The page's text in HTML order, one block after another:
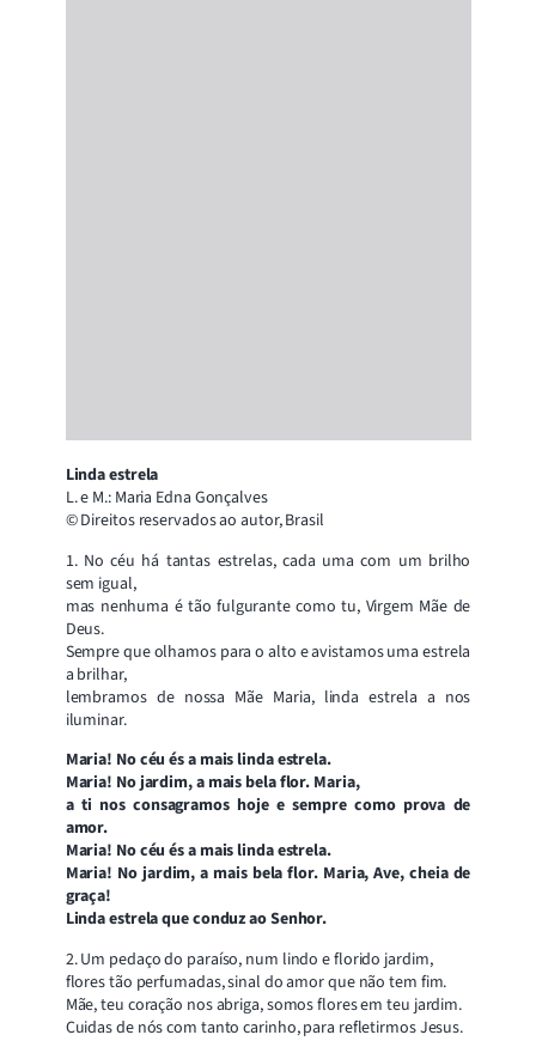
Linda estrela
L. e M.: Maria Edna Gonçalves
© Direitos reservados ao autor, Brasil
1. No céu há tantas estrelas, cada uma com um brilho
sem igual,
mas nenhuma é tão fulgurante como tu, Virgem Mãe de
Deus.
Sempre que olhamos para o alto e avistamos uma estrela
a brilhar,
lembramos de nossa Mãe Maria, linda estrela a nos
iluminar.
Maria! No céu és a mais linda estrela.
Maria! No jardim, a mais bela flor. Maria,
a ti nos consagramos hoje e sempre como prova de
amor.
Maria! No céu és a mais linda estrela.
Maria! No jardim, a mais bela flor. Maria, Ave, cheia de
graça!
Linda estrela que conduz ao Senhor.
2. Um pedaço do paraíso, num lindo e florido jardim,
flores tão perfumadas, sinal do amor que não tem fim.
Mãe, teu coração nos abriga, somos flores em teu jardim.
Cuidas de nós com tanto carinho, para refletirmos Jesus.